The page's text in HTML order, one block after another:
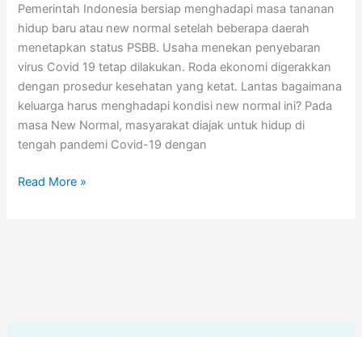
Pemerintah Indonesia bersiap menghadapi masa tananan
hidup baru atau new normal setelah beberapa daerah
menetapkan status PSBB. Usaha menekan penyebaran
virus Covid 19 tetap dilakukan. Roda ekonomi digerakkan
dengan prosedur kesehatan yang ketat. Lantas bagaimana
keluarga harus menghadapi kondisi new normal ini? Pada
masa New Normal, masyarakat diajak untuk hidup di
tengah pandemi Covid-19 dengan
Read More »